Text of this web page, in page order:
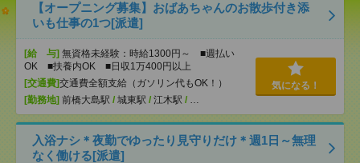
【オープニング募集】おばあちゃんのお散歩付き添
いも仕事の1つ[派遣]
[給 与] 無資格未経験：時給1300円～ ■週払い
OK ■扶養内OK ■日収1万400円以上
[交通費]交通費全額支給（ガソリン代もOK！）
[勤務地] 前橋大島駅 / 城東駅 / 江木駅 / …
気になる！
入浴ナシ＊夜勤でゆったり見守りだけ＊週1日～無理
なく働ける[派遣]